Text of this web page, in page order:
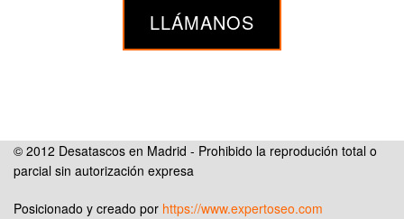
LLÁMANOS
© 2012 Desatascos en Madrid - Prohibido la reprodución total o
parcial sin autorización expresa
Posicionado y creado por https://www.expertoseo.com